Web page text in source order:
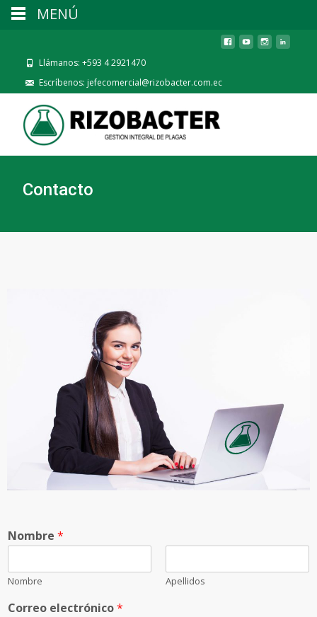
Llámanos: +593 4 2921470
Escríbenos: jefecomercial@rizobacter.com.ec
Contacto
Nombre *
Nombre Apellidos
Correo electrónico*
MENÚ